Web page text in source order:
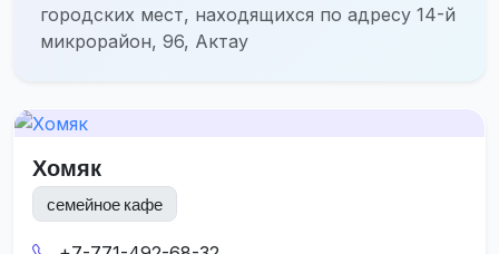
городских мест, находящихся по адресу 14-й
микрорайон, 96, Актау
Хомяк
семейное кафе